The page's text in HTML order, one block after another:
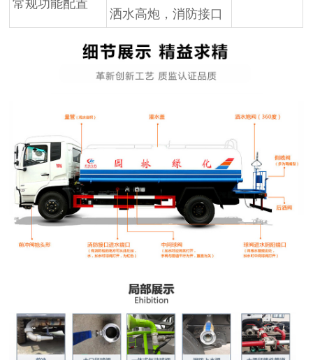
常规功能配置
洒水高炮，消防接口